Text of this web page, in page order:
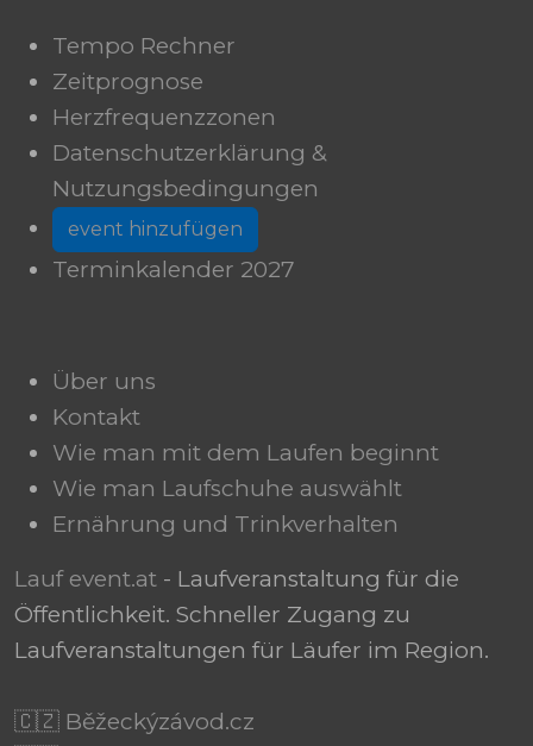
Tempo Rechner
Zeitprognose
Herzfrequenzzonen
Datenschutzerklärung &
Nutzungsbedingungen
event hinzufügen
Terminkalender 2027
Über uns
Kontakt
Wie man mit dem Laufen beginnt
Wie man Laufschuhe auswählt
Ernährung und Trinkverhalten
Lauf event.at - Laufveranstaltung für die
Öffentlichkeit. Schneller Zugang zu
Laufveranstaltungen für Läufer im Region.
🇨🇿 Běžeckýzávod.cz